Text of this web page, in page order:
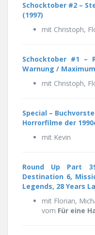
Schocktober #2 –
(1997)
mit Christoph,
Schocktober #1 –
Warnung /
mit Christoph,
Special –
Horrorfilme der
mit Kevin
Round Up Part
Destination 6,
Legends, 28 Years
mit Florian,
vom Für eine